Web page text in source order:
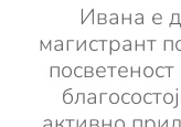
Ивана е
магистрант